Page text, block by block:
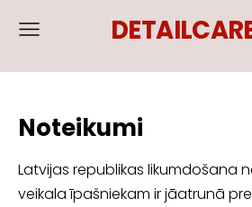
Noteikumi
Latvijas republikas likumdošana
veikala īpašniekam ir jāatrunā